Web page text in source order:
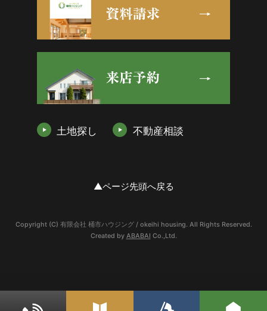
土地探し 不動産相談
▲ページ先頭へ戻る
Copyright (C) 有限会社 桶市ハウジング / okeihi housing. All Rights Reserved.
Created by ABABAI Co.,Ltd.